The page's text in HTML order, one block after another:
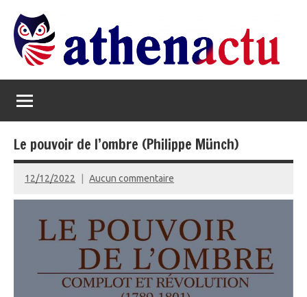
contenu
Athenactu
Le pouvoir de l’ombre (Philippe Münch)
12/12/2022
admin
Aucun commentaire